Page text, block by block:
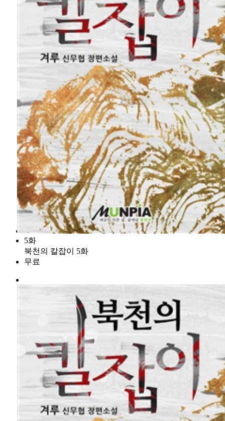
5화
북천의 칼잡이 5화
무료